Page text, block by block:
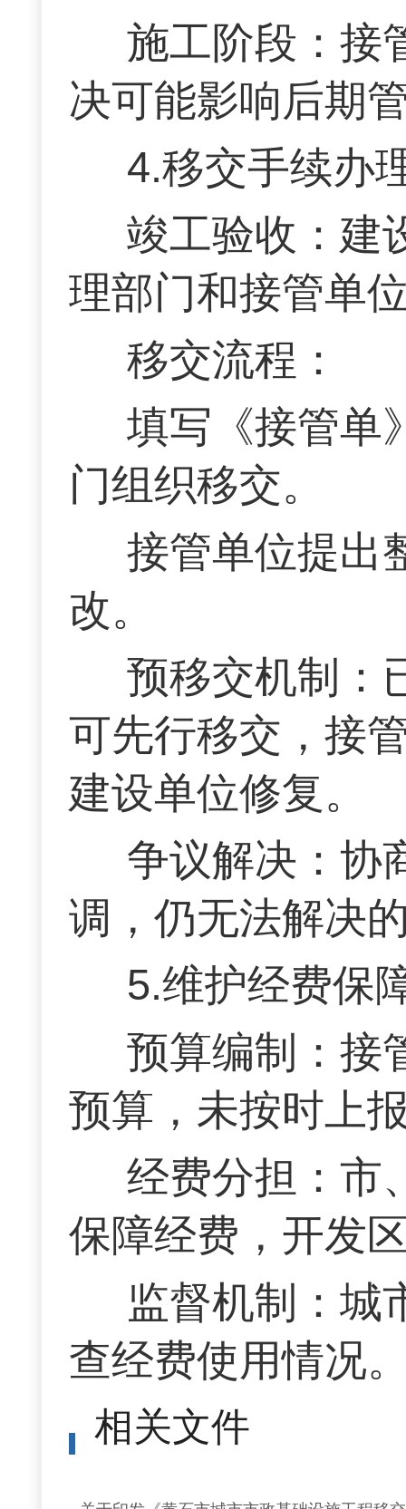
施工阶段：接
决可能影响后期
4.移交手续办
竣工验收：建
理部门和接管单
移交流程：
填写《接管单
门组织移交。
接管单位提出
改。
预移交机制：
可先行移交，接
建设单位修复。
争议解决：协
调，仍无法解决
5.维护经费保
预算编制：接
预算，未按时上
经费分担：市
保障经费，开发
监督机制：城
查经费使用情况
相关文件